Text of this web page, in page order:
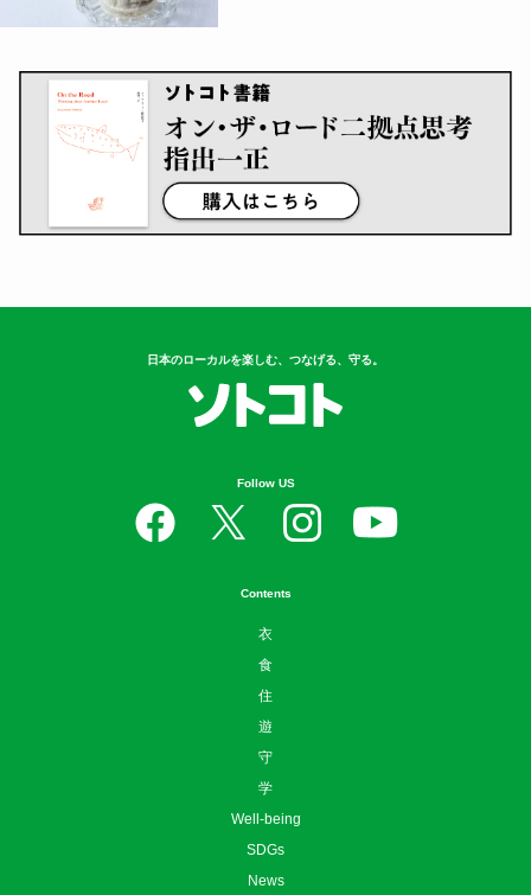
日本のローカルを楽しむ、つなげる、守る。
Follow US
Contents
衣
食
住
遊
守
学
Well-being
SDGs
News